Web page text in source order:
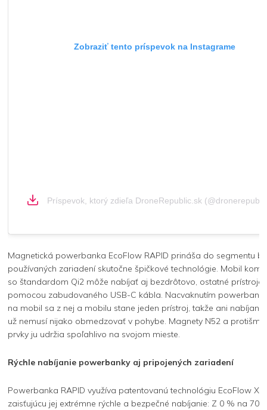
Zobraziť tento príspevok na Instagrame
Príspevok, ktorý zdieľa DroneRepublic.sk
Magnetická powerbanka EcoFlow RAPID prináša do segmentu
používaných zariadení skutočne špičkové technológie. Mobil
so štandardom Qi2 môže nabíjať aj bezdrôtovo, ostatné prístroje
pomocou zabudovaného USB-C kábla. Nacvaknutím
na mobil sa z nej a mobilu stane jeden prístroj, takže ani
už nemusí nijako obmedzovať v pohybe. Magnety N52 a
prvky ju udržia spoľahlivo na svojom mieste.
Rýchle nabíjanie powerbanky aj pripojených zariadení
Powerbanka RAPID využíva patentovanú technológiu EcoFlow X-
zaisťujúcu jej extrémne rýchle a bezpečné nabíjanie: Z 0 % na 70